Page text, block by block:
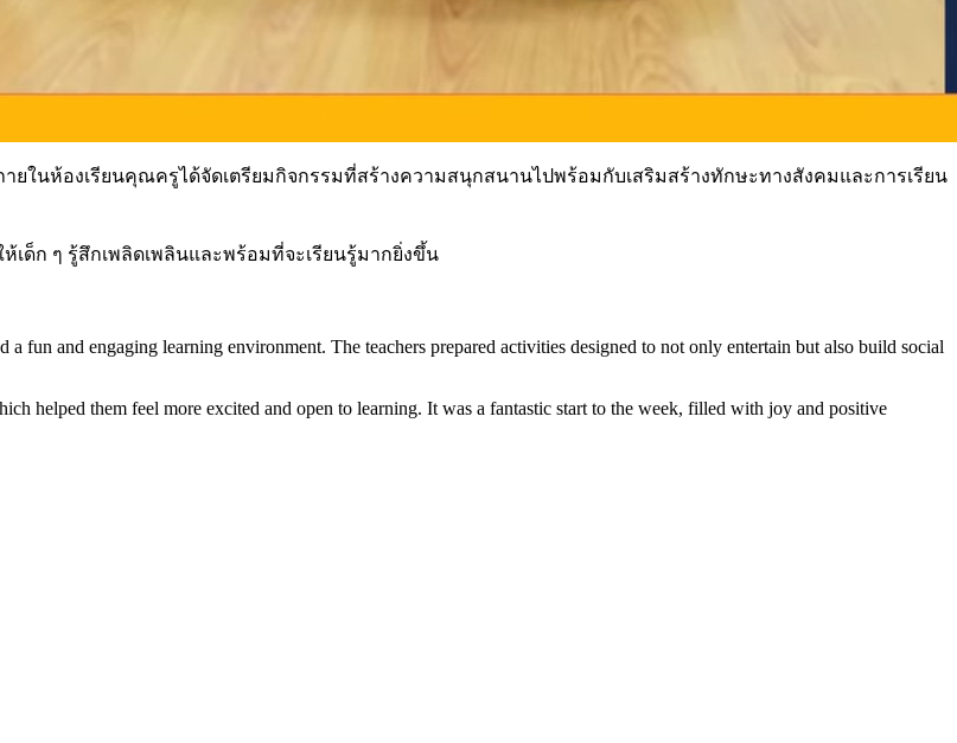
ในห้องเรียนคุณครูได้จัดเตรียมกิจกรรมที่สร้างความสนุกสนานไปพร้อมกับเสริมสร้างทักษะทางสังคมและการเรียน
เด็ก ๆ รู้สึกเพลิดเพลินและพร้อมที่จะเรียนรู้มากยิ่งขึ้น
fun and engaging learning environment. The teachers prepared activities designed to not only entertain but also build social
helped them feel more excited and open to learning. It was a fantastic start to the week, filled with joy and positive